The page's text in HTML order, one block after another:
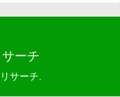
ーチ
サーチ.